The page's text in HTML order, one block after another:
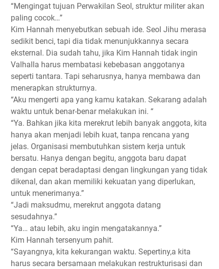
“Mengingat tujuan Perwakilan Seol, struktur militer akan
paling cocok…”
Kim Hannah menyebutkan sebuah ide. Seol Jihu merasa
sedikit benci, tapi dia tidak menunjukkannya secara
eksternal. Dia sudah tahu, jika Kim Hannah tidak ingin
Valhalla harus membatasi kebebasan anggotanya
seperti tantara. Tapi seharusnya, hanya membawa dan
menerapkan strukturnya.
“Aku mengerti apa yang kamu katakan. Sekarang adalah
waktu untuk benar-benar melakukan ini. “
“Ya. Bahkan jika kita merekrut lebih banyak anggota, kita
hanya akan menjadi lebih kuat, tanpa rencana yang
jelas. Organisasi membutuhkan sistem kerja untuk
bersatu. Hanya dengan begitu, anggota baru dapat
dengan cepat beradaptasi dengan lingkungan yang tidak
dikenal, dan akan memiliki kekuatan yang diperlukan,
untuk menerimanya.”
“Jadi maksudmu, merekrut anggota datang
sesudahnya.”
“Ya… atau lebih, aku ingin mengatakannya.”
Kim Hannah tersenyum pahit.
“Sayangnya, kita kekurangan waktu. Sepertiny,a kita
harus secara bersamaan melakukan restrukturisasi dan